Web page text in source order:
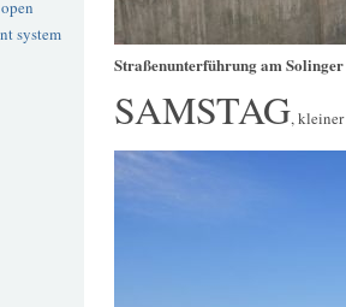
Straßenunterführung am
SAMSTAG,